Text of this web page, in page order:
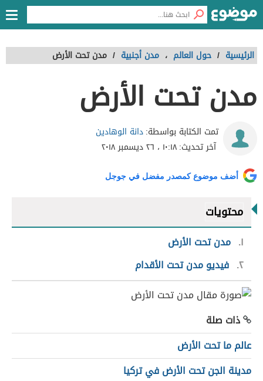
الرئيسية / حول العالم ، مدن أجنبية / مدن تحت الأرض
مدن تحت الأرض
تمت الكتابة بواسطة:دانة الوهادين
آخر تحديث:١٠:١٨ ، ٢٦ ديسمبر ٢٠١٨
أضف موضوع كمصدر مفضل في جوجل
محتويات
١ مدن تحت الأرض
٢ فيديو مدن تحت الأقدام
ذات صلة
عالم ما تحت الأرض
مدينة الجن تحت الأرض في تركيا